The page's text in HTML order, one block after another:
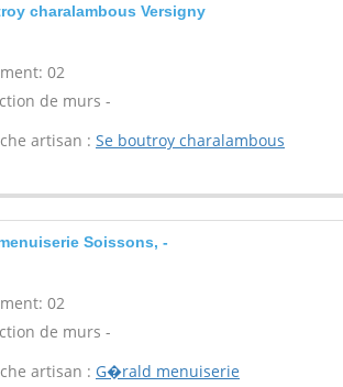
charalambous Versigny
02
de murs -
artisan : Se boutroy charalambous
Soissons, -
02
de murs -
artisan : G�rald menuiserie